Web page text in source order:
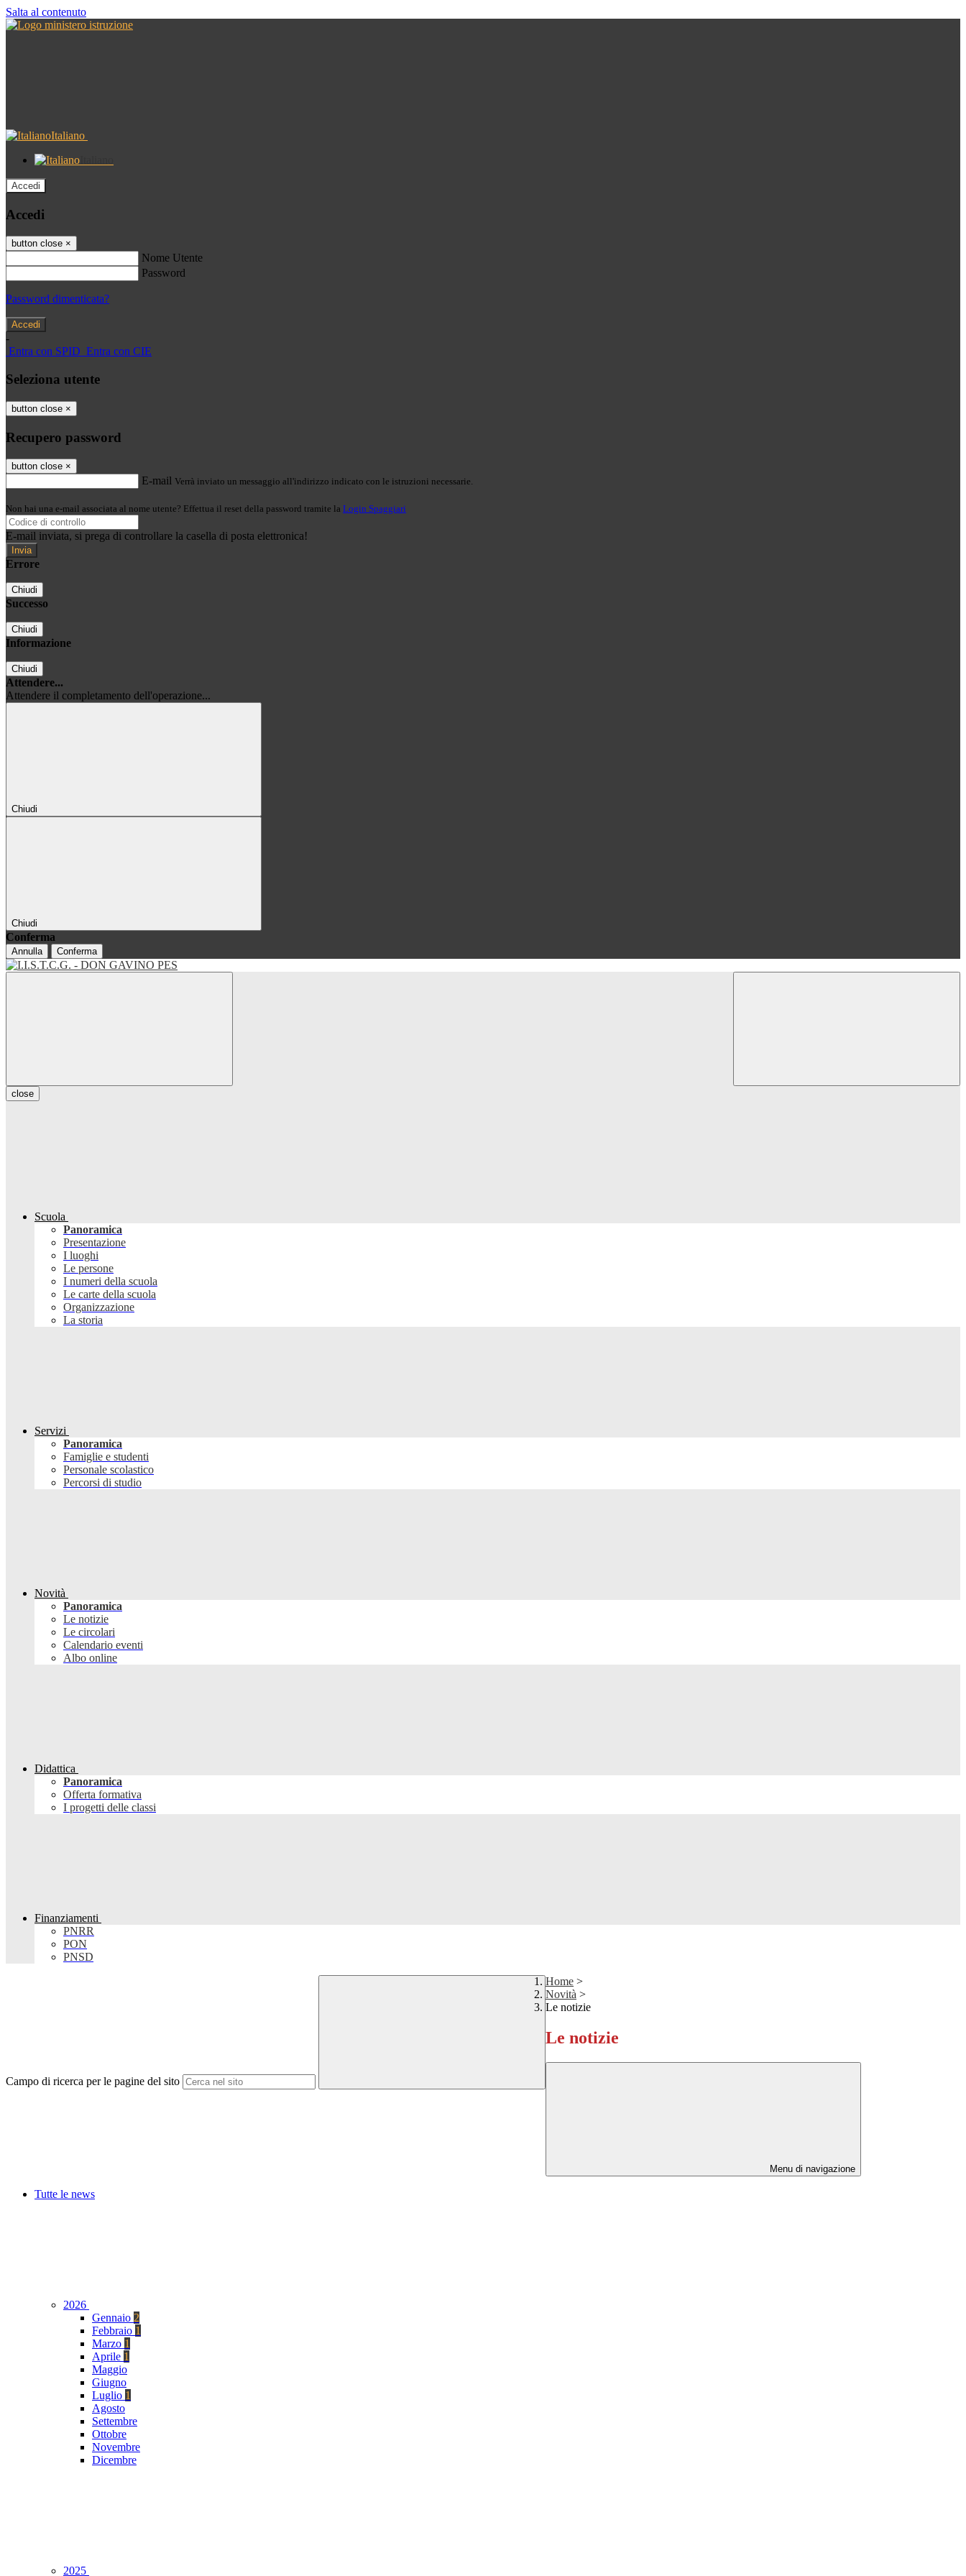
Salta al contenuto
Italiano
Accedi
Accedi
button close ×
Nome Utente
Password
Password dimenticata?
-
Entra con SPID Entra con CIE
Seleziona utente
button close ×
Recupero password
button close ×
E-mail Verrà inviato un messaggio all'indirizzo indicato con le istruzioni necessarie.
Non hai una e-mail associata al nome utente? Effettua il reset della password tramite la Login Spaggiari
E-mail inviata, si prega di controllare la casella di posta elettronica!
Errore
Chiudi
Successo
Chiudi
Informazione
Chiudi
Attendere...
Attendere il completamento dell'operazione...
Chiudi
Chiudi
Conferma
Annulla Conferma
close
Scuola
Panoramica
Presentazione
I luoghi
Le persone
I numeri della scuola
Le carte della scuola
Organizzazione
La storia
Servizi
Panoramica
Famiglie e studenti
Personale scolastico
Percorsi di studio
Novità
Panoramica
Le notizie
Le circolari
Calendario eventi
Albo online
Didattica
Panoramica
Offerta formativa
I progetti delle classi
Finanziamenti
PNRR
PON
PNSD
Campo di ricerca per le pagine del sito
Home >
Novità >
Le notizie
Le notizie
Menu di navigazione
Tutte le news
2026
Gennaio 2
Febbraio 1
Marzo 1
Aprile 1
Maggio
Giugno
Luglio 1
Agosto
Settembre
Ottobre
Novembre
Dicembre
2025